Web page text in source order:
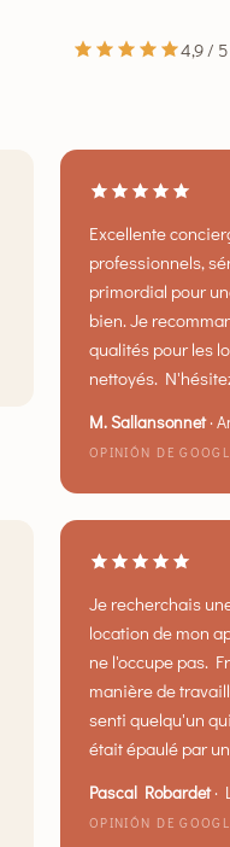
4,9 /
Excellente
professionnels,
primordial pour
bien. Je
qualités pour les
nettoyés.
M. Sallansonnet·
OPINIÓN DE
Je recherchais
location de mon
ne l'occupe pas.
manière de
senti quelqu'un
était épaulé par
Pascal Robardet·
OPINIÓN DE